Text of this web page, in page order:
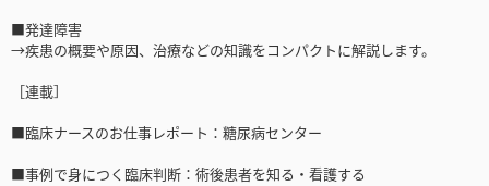
■発達障害
→疾患の概要や原因、治療などの知識をコンパクトに解説します。
［連載］
■臨床ナースのお仕事レポート：糖尿病センター
■事例で身につく臨床判断：術後患者を知る・看護する